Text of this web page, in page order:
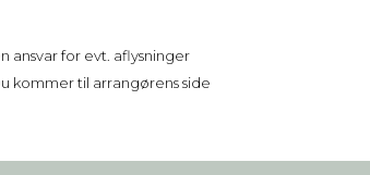
ansvar for evt. aflysninger
kommer til arrangørens side